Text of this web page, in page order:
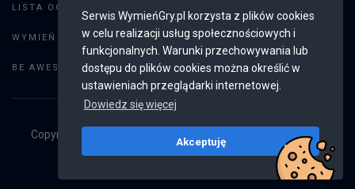
Serwis WymieńGry.pl korzysta z plików cookies
w celu realizacji usług społecznościowych i
funkcjonalnych. Warunki przechowywania lub
dostępu do plików cookies można określić w
ustawieniach przeglądarki internetowej.
Dowiedz się więcej
Akceptuję
LISTA OGŁOSZEŃ:
WYMIEŃ GRY: Dodaj ogłoszenie
BE AWESOME: Weryfikacja konta
Copyright © 2019 - 2026
Wszystkie prawa
v2.8.4